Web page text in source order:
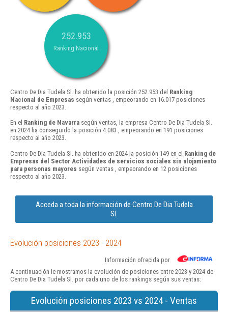
252.953
Ranking Nacional
Centro De Dia Tudela Sl. ha obtenido la posición 252.953 del Ranking
Nacional de Empresas según ventas , empeorando en 16.017 posiciones
respecto al año 2023.
En el Ranking de Navarra según ventas, la empresa Centro De Dia Tudela Sl.
en 2024 ha conseguido la posición 4.083 , empeorando en 191 posiciones
respecto al año 2023.
Centro De Dia Tudela Sl. ha obtenido en 2024 la posición 149 en el Ranking de
Empresas del Sector Actividades de servicios sociales sin alojamiento
para personas mayores según ventas , empeorando en 12 posiciones
respecto al año 2023.
Acceda a toda la información de Centro De Dia Tudela
Sl.
Evolución posiciones 2023 - 2024
Información ofrecida por
A continuación le mostramos la evolución de posiciones entre 2023 y 2024 de
Centro De Dia Tudela Sl. por cada uno de los rankings según sus ventas:
Evolución posiciones 2023 vs 2024 - Ventas